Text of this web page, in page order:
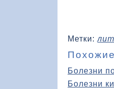
Метки:
Болезни
Болезни